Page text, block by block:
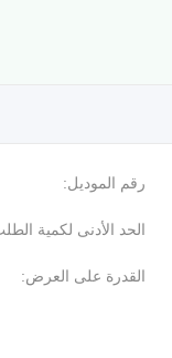
رقم الموديل:
الحد الأدنى لكمية
القدرة على العرض: